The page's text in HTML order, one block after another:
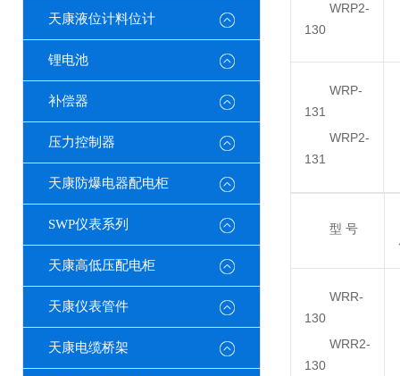
天康液位计料位计
锂电池
补偿器
压力控制器
天康防爆电器配电柜
SWP仪表系列
天康高低压配电柜
天康仪表管件
天康电缆桥架
WRP2-
130
WRP-
131
WRP2-
131
型 号
WRR-
130
WRR2-
130